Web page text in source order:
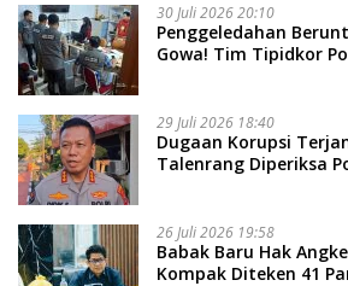
30 Juli 2026 20:10
Penggeledahan
Gowa! Tim Tipidkor
29 Juli 2026 18:40
Dugaan Korupsi
Talenrang Diperiksa
26 Juli 2026 19:58
​Babak Baru Hak
Kompak Diteken 41